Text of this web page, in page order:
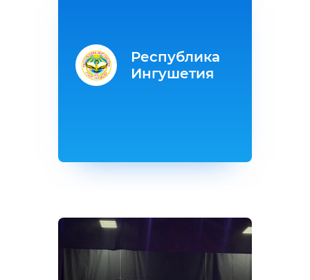
Республика
Ингушетия